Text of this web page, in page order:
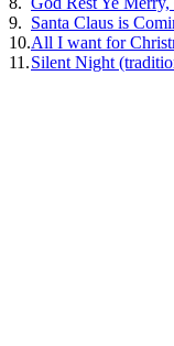
9. Santa Claus is
10.All I want for
11.Silent Night